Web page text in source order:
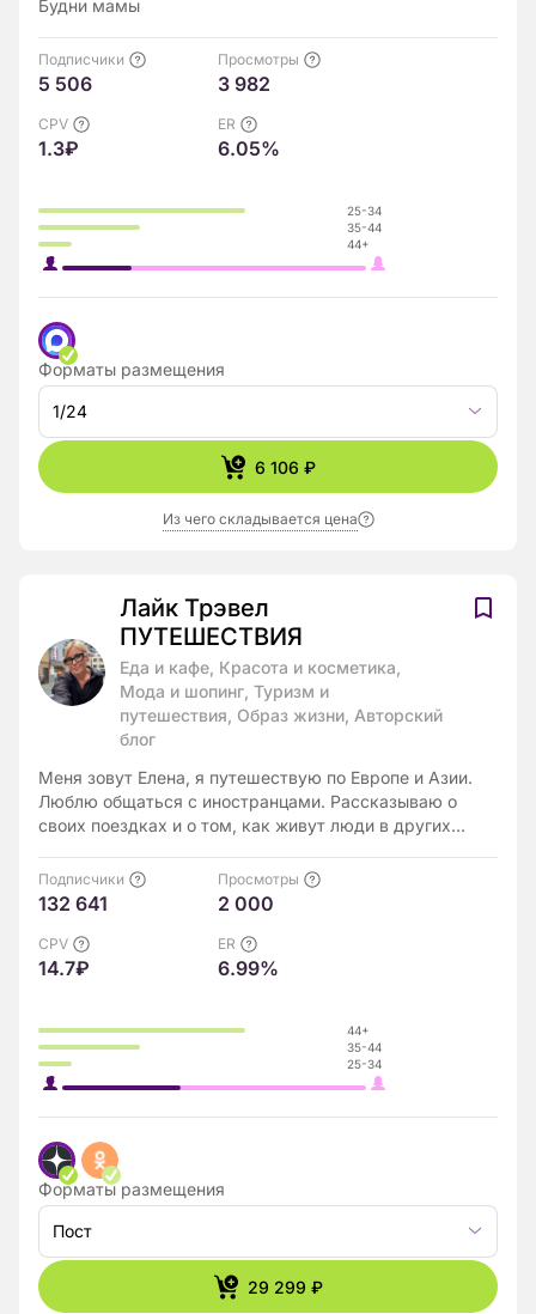
Будни мамы
25-34
35-44
44+
Подписчики
5 506
Просмотры
3 982
CPV
1.3₽
ER
6.05%
Форматы размещения
1/24
6 106 ₽
Из чего складывается цена
Лайк Трэвел
ПУТЕШЕСТВИЯ
Еда и кафе, Красота и косметика,
Мода и шопинг, Туризм и
путешествия, Образ жизни, Авторский
блог
Меня зовут Елена, я путешествую по Европе и Азии.
Люблю общаться с иностранцами. Рассказываю о
своих поездках и о том, как живут люди в других
44+
35-44
25-34
Подписчики
132 641
Просмотры
2 000
CPV
14.7₽
ER
6.99%
Форматы размещения
Пост
29 299 ₽